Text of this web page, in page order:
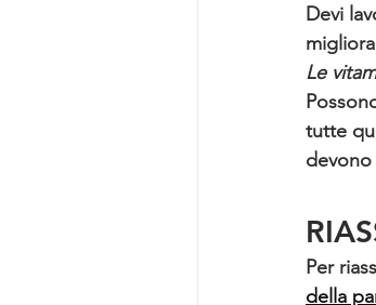
Devi
Le
tutte
Per
della